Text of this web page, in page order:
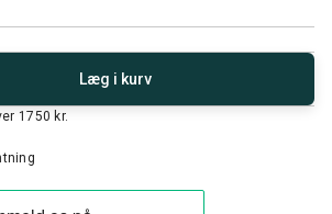
Læg i kurv
1750 kr.